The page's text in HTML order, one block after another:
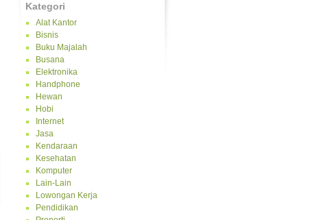
Kategori
Alat Kantor
Bisnis
Buku Majalah
Busana
Elektronika
Handphone
Hewan
Hobi
Internet
Jasa
Kendaraan
Kesehatan
Komputer
Lain-Lain
Lowongan Kerja
Pendidikan